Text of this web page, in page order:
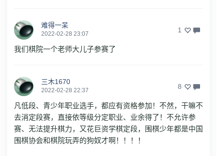
难得一呆
2022-02-28 23:07 1
我们棋院一个老师大儿子参赛了
三木1670
2022-02-28 22:37 8
凡低段、青少年职业选手，都应有资格参加！不然，干嘛不
去消定段赛，直接依等级分定职业、业余得了！不允许参
赛、无法提升棋力，又花巨资学棋定段，围棋少年都是中国
围棋协会和棋院玩弄的狗奴才啊！！！！